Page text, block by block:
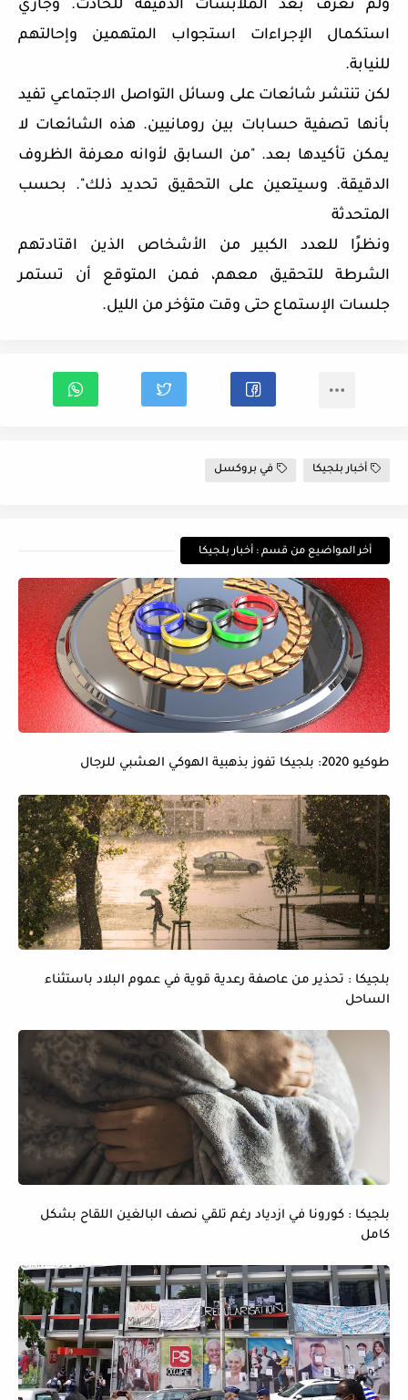
ولم تعرف بعد الملابسات الدقيقة للحادث. وجاري
استكمال الإجراءات استجواب المتهمين وإحالتهم
للنيابة.
لكن تنتشر شائعات على وسائل التواصل الاجتماعي تفيد
بأنها تصفية حسابات بين رومانيين. هذه الشائعات لا
يمكن تأكيدها بعد. "من السابق لأوانه معرفة الظروف
الدقيقة. وسيتعين على التحقيق تحديد ذلك". بحسب
المتحدثة
ونظرًا للعدد الكبير من الأشخاص الذين اقتادتهم
الشرطة للتحقيق معهم، فمن المتوقع أن تستمر
جلسات الإستماع حتى وقت متؤخر من الليل.
أخبار بلجيكا في بروكسل
أخر المواضيع من قسم : أخبار بلجيكا
طوكيو 2020: بلجيكا تفوز بذهبية الهوكي العشبي للرجال
بلجيكا : تحذير من عاصفة رعدية قوية في عموم البلاد باستثناء
الساحل
بلجيكا : كورونا في ازدياد رغم تلقي نصف البالغين اللقاح بشكل
كامل